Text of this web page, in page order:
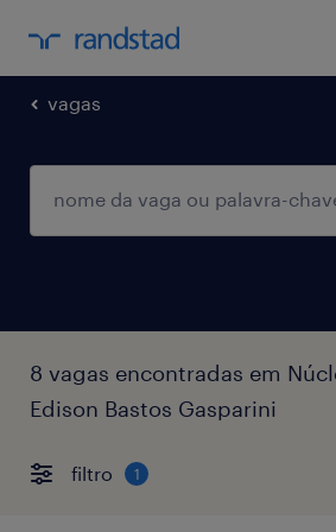
vagas
8 vagas encontradas em
Edison Bastos Gasparini
filtro 1